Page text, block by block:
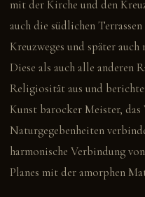
mit der Kirche und den
auch die südlichen
Kreuzweges und später
Diese als auch alle anderen
Religiosität aus und
Kunst barocker Meister,
Naturgegebenheiten
harmonische Verbindung
Planes mit der amorphen